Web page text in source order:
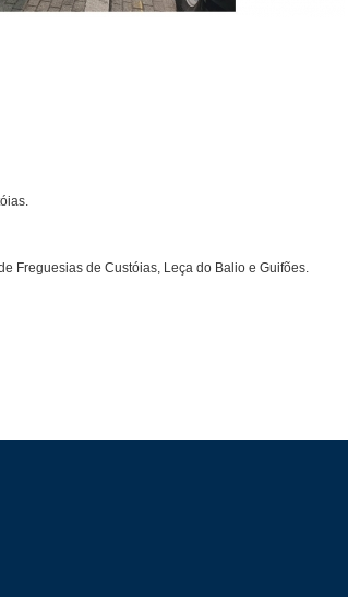
Freguesias de Custóias, Leça do Balio e Guifões.